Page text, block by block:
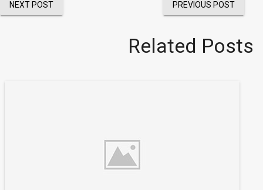
PREVIOUS POST
NEXT POST
Related Posts